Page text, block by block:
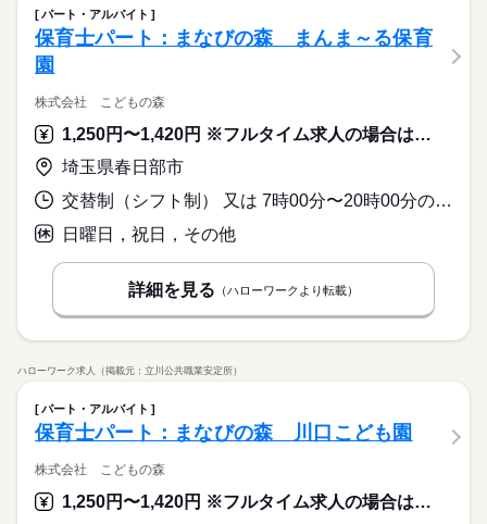
パート・アルバイト
保育士パート：まなびの森 まんま～る保育
園
株式会社 こどもの森
1,250円〜1,420円 ※フルタイム求人の場合は月額（換算額）、パート求人の場合は時間額を表示しています。
埼玉県春日部市
交替制（シフト制） 又は 7時00分〜20時00分の時間の間の5時間以上
日曜日，祝日，その他
詳細を見る （ハローワークより転載）
ハローワーク求人（掲載元：立川公共職業安定所）
パート・アルバイト
保育士パート：まなびの森 川口こども園
株式会社 こどもの森
1,250円〜1,420円 ※フルタイム求人の場合は月額（換算額）、パート求人の場合は時間額を表示しています。